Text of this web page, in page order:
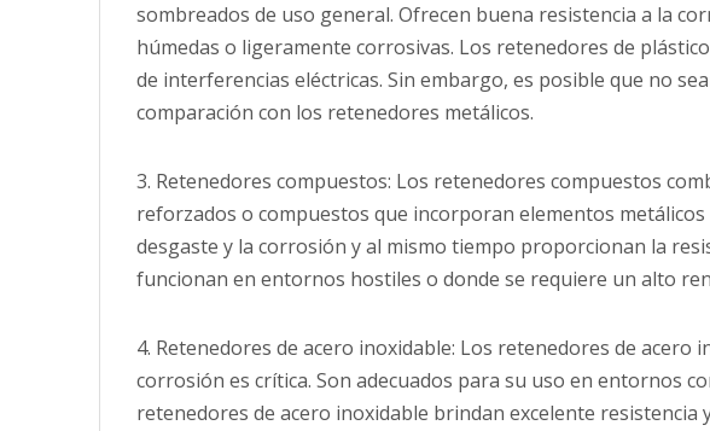
sombreados de uso general. Ofrecen buena resistencia a la
húmedas o ligeramente corrosivas. Los retenedores de
de interferencias eléctricas. Sin embargo, es posible que no
comparación con los retenedores metálicos.
3. Retenedores compuestos: Los retenedores compuestos
reforzados o compuestos que incorporan elementos
desgaste y la corrosión y al mismo tiempo proporcionan la
funcionan en entornos hostiles o donde se requiere un alto
4. Retenedores de acero inoxidable: Los retenedores de
corrosión es crítica. Son adecuados para su uso en entornos
retenedores de acero inoxidable brindan excelente